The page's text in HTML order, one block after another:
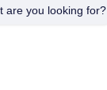
are you looking for?